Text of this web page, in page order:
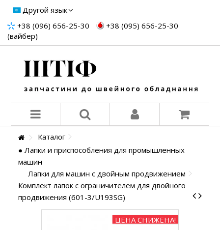
Другой язык
+38 (096) 656-25-30
+38 (095) 656-25-30
(вайбер)
Каталог
● Лапки и приспособления для промышленных
машин
Лапки для машин с двойным продвижением
Комплект лапок с ограничителем для двойного
продвижения (601-3/U193SG)
ЦЕНА СНИЖЕНА!